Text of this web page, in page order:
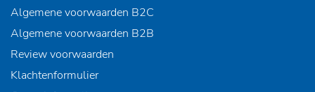
Algemene voorwaarden B2C
Algemene voorwaarden B2B
Review voorwaarden
Klachtenformulier